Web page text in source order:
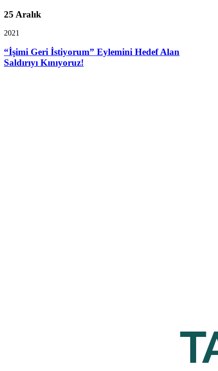
25 Aralık
2021
“İşimi Geri İstiyorum” Eylemini Hedef Alan
Saldırıyı Kınıyoruz!